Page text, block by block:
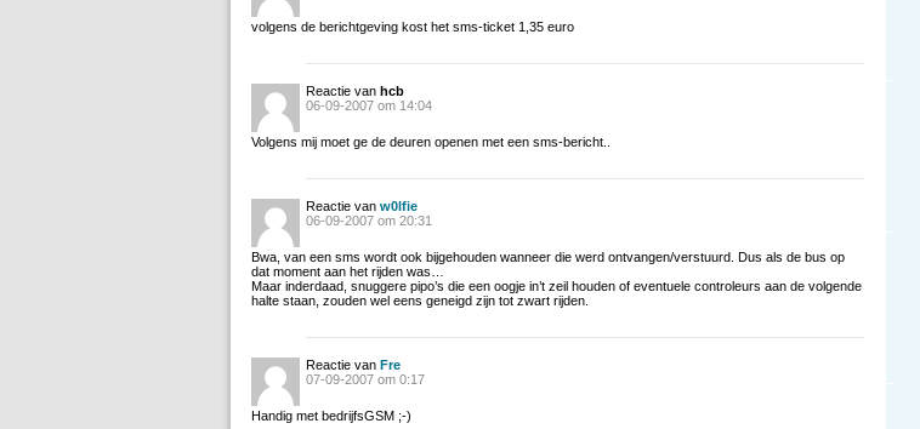
volgens de berichtgeving kost het sms-ticket 1,35 euro
Reactie van hcb
06-09-2007 om 14:04
Volgens mij moet ge de deuren openen met een sms-bericht..
Reactie van w0lfie
06-09-2007 om 20:31
Bwa, van een sms wordt ook bijgehouden wanneer die werd ontvangen/verstuurd. Dus als de bus op
dat moment aan het rijden was…
Maar inderdaad, snuggere pipo’s die een oogje in’t zeil houden of eventuele controleurs aan de volgende
halte staan, zouden wel eens geneigd zijn tot zwart rijden.
Reactie van Fre
07-09-2007 om 0:17
Handig met bedrijfsGSM ;-)